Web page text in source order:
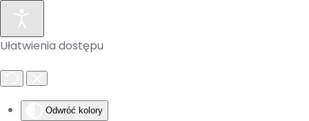
Ułatwienia dostępu
Odwróć kolory
Skip to main content